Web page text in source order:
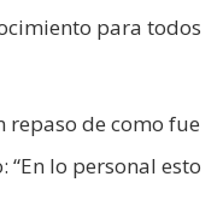
para todos
de como fue
lo personal esto